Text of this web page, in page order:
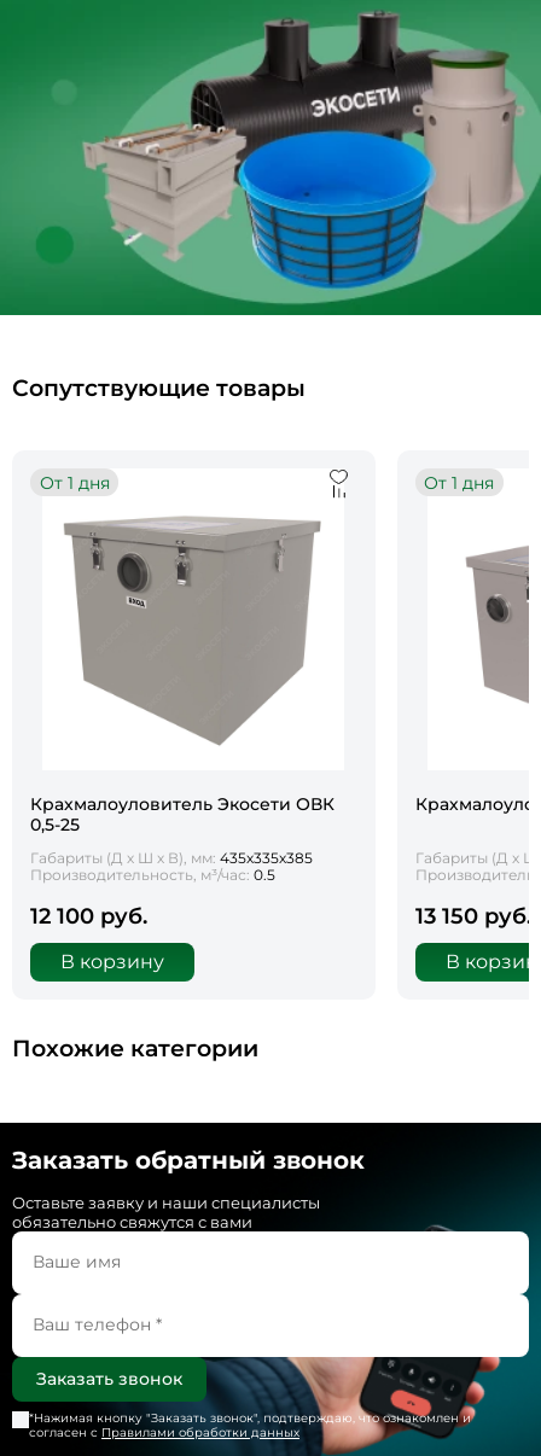
Сопутствующие товары
От 1 дня
Крахмалоуловитель Экосети ОВК
0,5-25
Габариты (Д х Ш х В), мм: 435х335х385
Производительность, м³/час: 0.5
12 100 руб.
В корзину
От 1 дня
Габариты (Д х Ш
13 150 руб.
В
Похожие категории
Заказать обратный звонок
Оставьте заявку и наши специалисты
обязательно свяжутся с вами
*Нажимая кнопку "Заказать звонок", подтверждаю, что ознакомлен и
согласен с Правилами обработки данных